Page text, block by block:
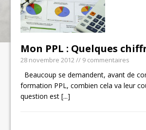
Mon PPL : Quelques
28 novembre 2012 // 9 commentaires
Beaucoup se demandent, avant de
formation PPL, combien cela va leur
question est[...]